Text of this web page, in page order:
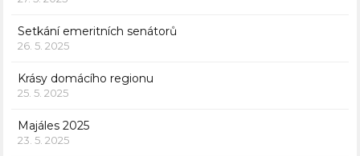
Setkání emeritních senátorů
26. 5. 2025
Krásy domácího regionu
25. 5. 2025
Majáles 2025
23. 5. 2025